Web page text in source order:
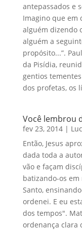
antepassados e
Imagino que em
alguém dizendo
alguém a
propósito...”.
da Pisídia,
gentios
dos profetas, os
Você lembrou
fev 23, 2014|
Então, Jesus
dada toda a
vão e façam
batizando-os em
Santo,
ordenei. E eu
dos tempos".
ordenança clara